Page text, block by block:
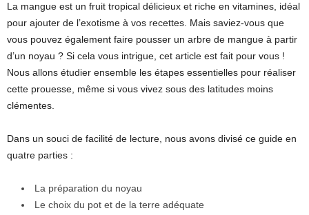
La mangue est un fruit tropical délicieux et riche en vitamines, idéal
pour ajouter de l’exotisme à vos recettes. Mais saviez-vous que
vous pouvez également faire pousser un arbre de mangue à partir
d’un noyau ? Si cela vous intrigue, cet article est fait pour vous !
Nous allons étudier ensemble les étapes essentielles pour réaliser
cette prouesse, même si vous vivez sous des latitudes moins
clémentes.
Dans un souci de facilité de lecture, nous avons divisé ce guide en
quatre parties :
La préparation du noyau
Le choix du pot et de la terre adéquate